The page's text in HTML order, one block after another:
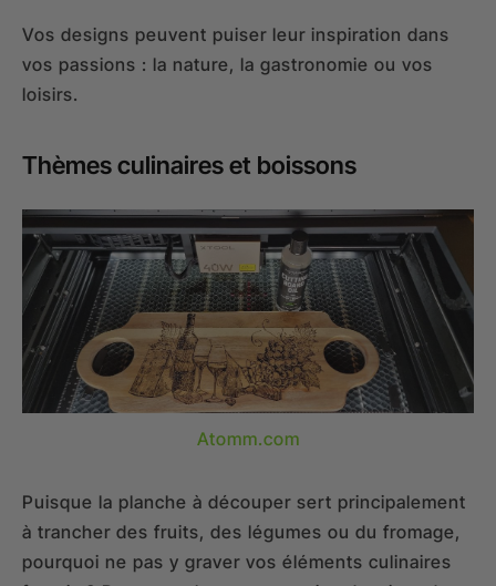
Vos designs peuvent puiser leur inspiration dans
vos passions : la nature, la gastronomie ou vos
loisirs.
Thèmes culinaires et boissons
Atomm.com
Puisque la planche à découper sert principalement
à trancher des fruits, des légumes ou du fromage,
pourquoi ne pas y graver vos éléments culinaires